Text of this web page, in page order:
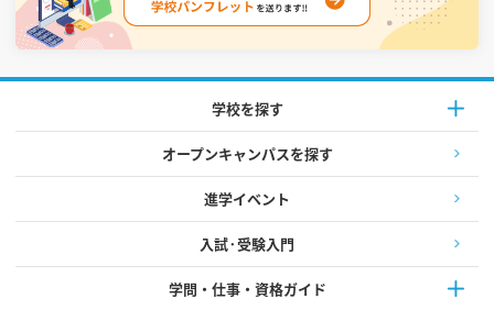
学校を探す
オープンキャンパスを探す
進学イベント
入試·受験入門
学問・仕事・資格ガイド